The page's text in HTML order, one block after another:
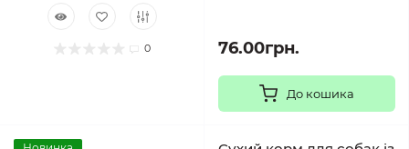
0 76.00грн.
До кошика